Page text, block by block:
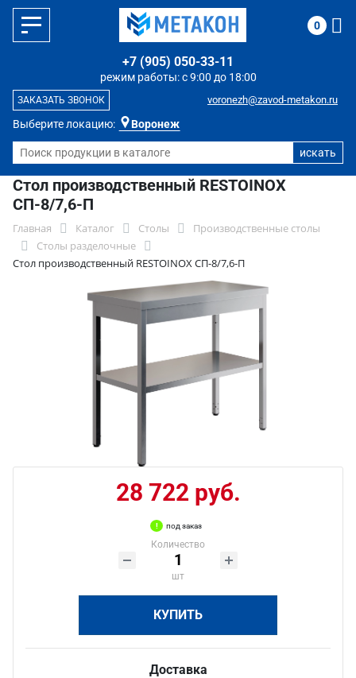
Выберите локацию: Воронеж
режим работы: с 9:00 до 18:00
+7 (905) 050-33-11
voronezh@zavod-metakon.ru
ЗАКАЗАТЬ ЗВОНОК
0
Стол производственный RESTOINOX
СП-8/7,6-П
Главная Каталог Столы
Производственные столы
Столы разделочные
Стол производственный RESTOINOX СП-8/7,6-П
28 722 руб.
под заказ
Количество
шт
КУПИТЬ
Доставка